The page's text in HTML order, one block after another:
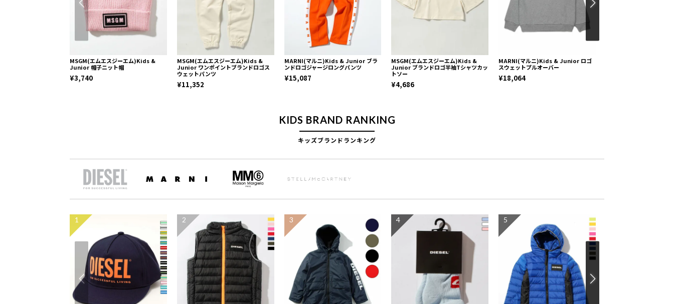
MSGM(エムエスジーエム)Kids &
Junior 帽子ニット帽
¥3,740
MSGM(エムエスジーエム)Kids &
Junior ワンポイントブランドロゴス
ウェットパンツ
¥11,352
MARNI(マルニ)Kids & Junior ブラ
ンドロゴジャージロングパンツ
¥15,087
MSGM(エムエスジーエム)Kids &
Junior ブランドロゴ半袖Tシャツカッ
トソー
¥4,686
MARNI(マルニ)Kids & Junior ロゴ
スウェットプルオーバー
¥18,064
KIDS BRAND RANKING
キッズブランドランキング
1 2 3 4 5